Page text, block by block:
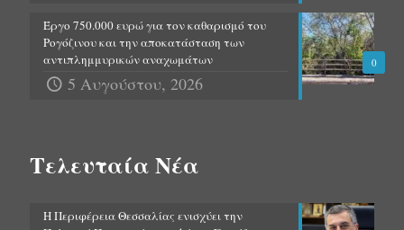
0
Έργο 750.000 ευρώ για τον καθαρισμό του
Ρογόζινου και την αποκατάσταση των
αντιπλημμυρικών αναχωμάτων
5 Αυγούστου, 2026
Τελευταία Νέα
Η Περιφέρεια Θεσσαλίας ενισχύει την